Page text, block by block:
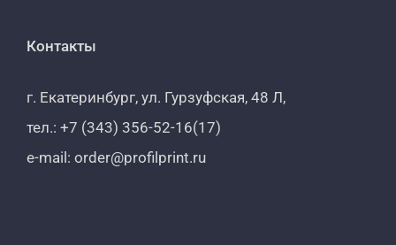
Контакты
г. Екатеринбург, ул. Гурзуфская, 48 Л,
тел.: +7 (343) 356-52-16(17)
e-mail: order@profilprint.ru